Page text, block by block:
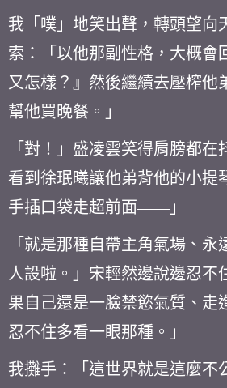
我「噗」地笑出聲，轉頭望向
索：「以他那副性格，大概
又怎樣？』然後繼續去壓榨他
幫他買晚餐。」
「對！」盛凌雲笑得肩膀都在
看到徐珉曦讓他弟背他的小提
手插口袋走超前面——」
「就是那種自帶主角氣場、永
人設啦。」宋輕然邊說邊忍不
果自己還是一臉禁慾氣質、走
忍不住多看一眼那種。」
我攤手：「這世界就是這麼不